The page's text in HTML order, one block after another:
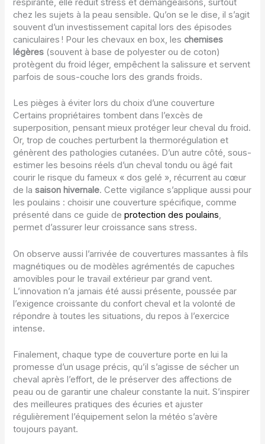
respirante, elle réduit stress et démangeaisons, surtout
chez les sujets à la peau sensible. Qu’on se le dise, il s’agit
souvent d’un investissement capital lors des épisodes
caniculaires ! Pour les chevaux en box, leschemises
légères (souvent à base de polyester ou de coton)
protègent du froid léger, empêchent la salissure et servent
parfois de sous-couche lors des grands froids.
Les pièges à éviter lors du choix d’une couverture
Certains propriétaires tombent dans l’excès de
superposition, pensant mieux protéger leur cheval du froid.
Or, trop de couches perturbent la thermorégulation et
génèrent des pathologies cutanées. D’un autre côté, sous-
estimer les besoins réels d’un cheval tondu ou âgé fait
courir le risque du fameux « dos gelé », récurrent au cœur
de lasaison hivernale. Cette vigilance s’applique aussi pour
les poulains : choisir une couverture spécifique, comme
présenté dans ce guide deprotection des poulains,
permet d’assurer leur croissance sans stress.
On observe aussi l’arrivée de couvertures massantes à fils
magnétiques ou de modèles agrémentés de capuches
amovibles pour le travail extérieur par grand vent.
L’innovation n’a jamais été aussi présente, poussée par
l’exigence croissante du confort cheval et la volonté de
répondre à toutes les situations, du repos à l’exercice
intense.
Finalement, chaque type de couverture porte en lui la
promesse d’un usage précis, qu’il s’agisse de sécher un
cheval après l’effort, de le préserver des affections de
peau ou de garantir une chaleur constante la nuit. S’inspirer
des meilleures pratiques des écuries et ajuster
régulièrement l’équipement selon la météo s’avère
toujours payant.